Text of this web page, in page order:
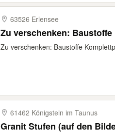
63526 Erlensee
Zu verschenken:
Zu verschenken: Baustoffe
61462 Königstein im Taunus